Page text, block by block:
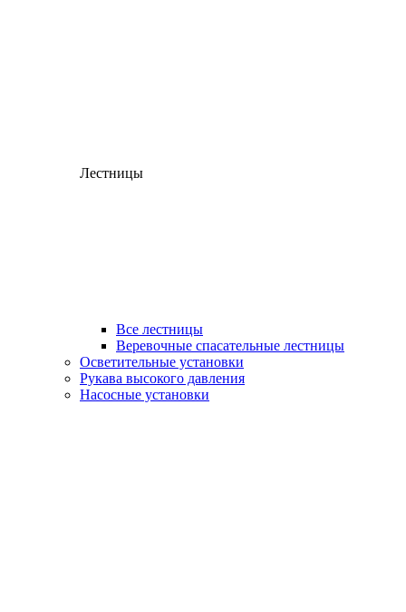
Лестницы
Все лестницы
Веревочные спасательные лестницы
Осветительные установки
Рукава высокого давления
Насосные установки